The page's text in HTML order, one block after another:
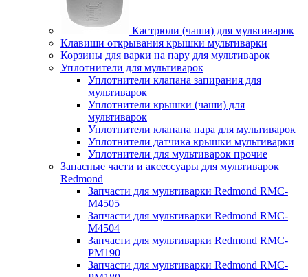
Кастрюли (чаши) для мультиварок
Клавиши открывания крышки мультиварки
Корзины для варки на пару для мультиварок
Уплотнители для мультиварок
Уплотнители клапана запирания для
мультиварок
Уплотнители крышки (чаши) для
мультиварок
Уплотнители клапана пара для мультиварок
Уплотнители датчика крышки мультиварки
Уплотнители для мультиварок прочие
Запасные части и аксессуары для мультиварок
Redmond
Запчасти для мультиварки Redmond RMC-
M4505
Запчасти для мультиварки Redmond RMC-
M4504
Запчасти для мультиварки Redmond RMC-
PM190
Запчасти для мультиварки Redmond RMC-